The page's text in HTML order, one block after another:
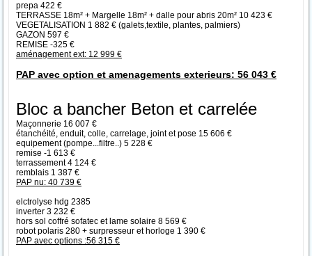
prepa 422 €
TERRASSE 18m² + Margelle 18m² + dalle pour abris 20m² 10 423 €
VEGETALISATION 1 882 € (galets,textile, plantes, palmiers)
GAZON 597 €
REMISE -325 €
aménagement ext: 12 999 €
PAP avec option et amenagements exterieurs: 56 043 €
Bloc a bancher Beton et carrelée
Maçonnerie 16 007 €
étanchéité, enduit, colle, carrelage, joint et pose 15 606 €
equipement (pompe...filtre..) 5 228 €
remise -1 613 €
terrassement 4 124 €
remblais 1 387 €
PAP nu: 40 739 €
elctrolyse hdg 2385
inverter 3 232 €
hors sol coffré sofatec et lame solaire 8 569 €
robot polaris 280 + surpresseur et horloge 1 390 €
PAP avec options :56 315 €